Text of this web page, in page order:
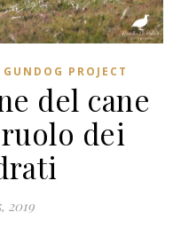
PROJECT
del cane
dei
2019